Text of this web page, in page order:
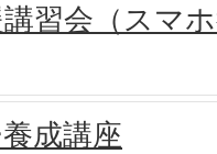
習会（スマ
成講座